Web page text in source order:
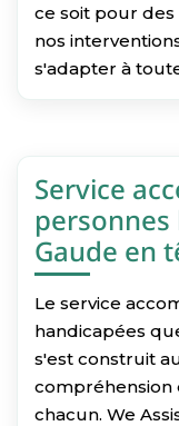
ce soit pour
nos
s'adapter à
Service
personnes
Gaude en
Le service
handicapées
s'est construit
compréhension
chacun. We